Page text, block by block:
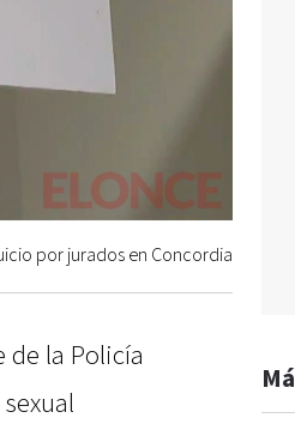
por jurados en Concordia
la Policía